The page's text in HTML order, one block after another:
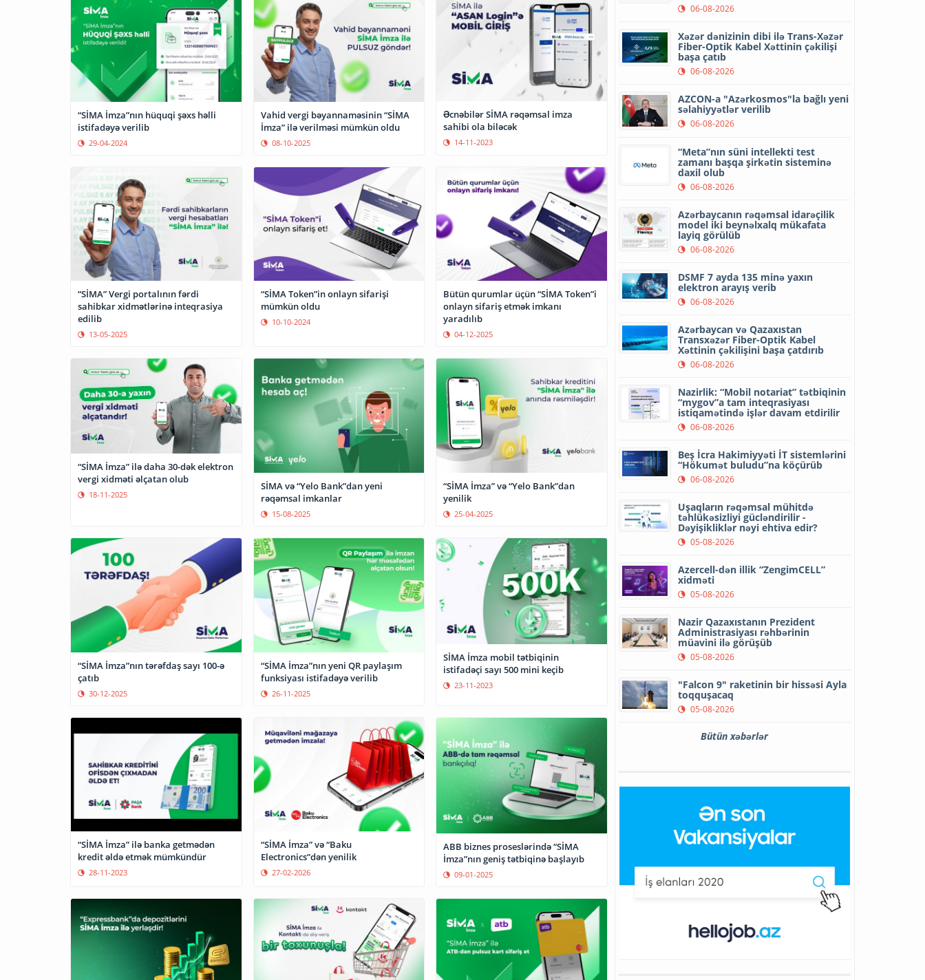
“SİMA İmza”nın hüquqi şəxs həlli
istifadəyə verilib
29-04-2024
Vahid vergi bəyannaməsinin “SİMA
İmza” ilə verilməsi mümkün oldu
08-10-2025
Əcnəbilər SİMA rəqəmsal imza
sahibi ola biləcək
14-11-2023
“SİMA” Vergi portalının fərdi
sahibkar xidmətlərinə inteqrasiya
edilib
13-05-2025
“SİMA Token”in onlayn sifarişi
mümkün oldu
10-10-2024
Bütün qurumlar üçün “SİMA Token”i
onlayn sifariş etmək imkanı
yaradılıb
04-12-2025
“SİMA İmza” ilə daha 30-dək elektron
vergi xidməti əlçatan olub
18-11-2025
SİMA və “Yelo Bank”dan yeni
rəqəmsal imkanlar
15-08-2025
“SİMA İmza” və “Yelo Bank”dan
yenilik
25-04-2025
“SİMA İmza”nın tərəfdaş sayı 100-ə
çatıb
30-12-2025
“SİMA İmza”nın yeni QR paylaşım
funksiyası istifadəyə verilib
26-11-2025
SİMA İmza mobil tətbiqinin
istifadəçi sayı 500 mini keçib
23-11-2023
“SİMA İmza” ilə banka getmədən
kredit əldə etmək mümkündür
28-11-2023
“SİMA İmza” və “Baku
Electronics”dən yenilik
27-02-2026
ABB biznes proseslərində “SİMA
İmza”nın geniş tətbiqinə başlayıb
09-01-2025
06-08-2026
Xəzər dənizinin dibi ilə Trans-Xəzər
Fiber-Optik Kabel Xəttinin çəkilişi
başa çatıb
06-08-2026
AZCON-a "Azərkosmos"la bağlı yeni
səlahiyyətlər verilib
06-08-2026
“Meta”nın süni intellekti test
zamanı başqa şirkətin sisteminə
daxil olub
06-08-2026
Azərbaycanın rəqəmsal idarəçilik
model iki beynəlxalq mükafata
layiq görülüb
06-08-2026
DSMF 7 ayda 135 minə yaxın
elektron arayış verib
06-08-2026
Azərbaycan və Qazaxıstan
Transxəzər Fiber-Optik Kabel
Xəttinin çəkilişini başa çatdırıb
06-08-2026
Nazirlik: “Mobil notariat” tətbiqinin
“mygov”a tam inteqrasiyası
istiqamətində işlər davam etdirilir
06-08-2026
Beş İcra Hakimiyyəti İT sistemlərini
“Hökumət buludu”na köçürüb
06-08-2026
Uşaqların rəqəmsal mühitdə
təhlükəsizliyi gücləndirilir -
Dəyişikliklər nəyi ehtiva edir?
05-08-2026
Azercell-dən illik “ZengimCELL”
xidməti
05-08-2026
Nazir Qazaxıstanın Prezident
Administrasiyası rəhbərinin
müavini ilə görüşüb
05-08-2026
"Falcon 9" raketinin bir hissəsi Ayla
toqquşacaq
05-08-2026
Bütün xəbərlər